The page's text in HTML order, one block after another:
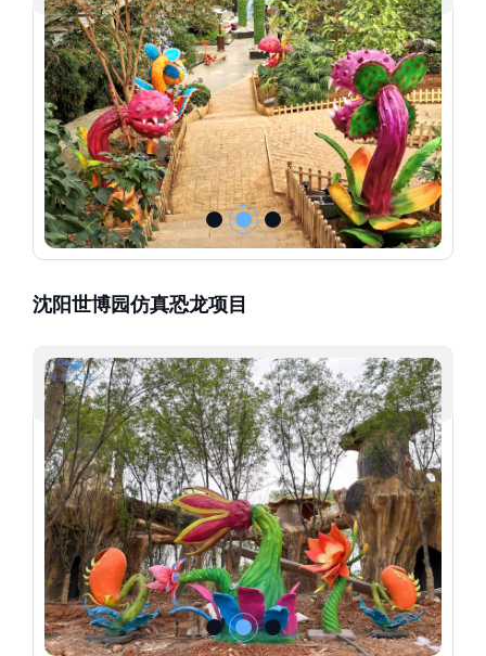
沈阳世博园仿真恐龙项目